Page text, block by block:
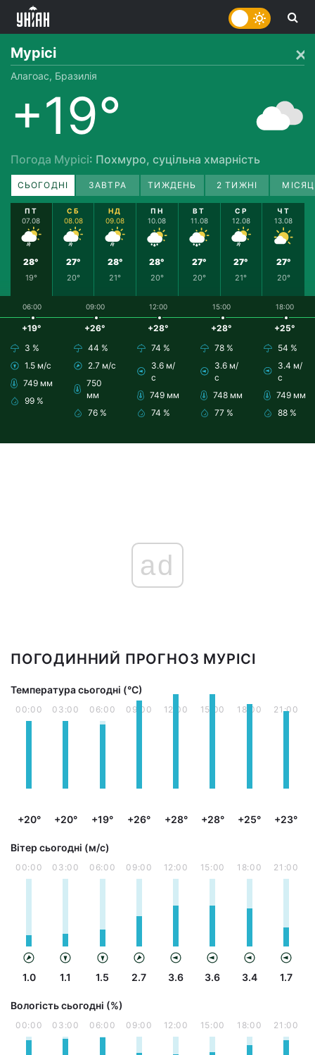
Мурісі
Алагоас, Бразилія
+19°
Погода Мурісі: Похмуро, суцільна хмарність
СЬОГОДНІ ЗАВТРА ТИЖДЕНЬ 2 ТИЖНІ
ПТ
07.08
28°
19°
СБ
08.08
27°
20°
НД
09.08
28°
21°
ПН
10.08
28°
20°
ВТ
11.08
27°
20°
СР
12.08
27°
21°
ЧТ
13.08
27°
20°
06:00
+19°
3 %
1.5 м/с
749 мм
99 %
09:00
+26°
44 %
2.7 м/с
750
мм
76 %
12:00
+28°
74 %
3.6 м/
с
749 мм
74 %
15:00
+28°
78 %
3.6 м/
с
748 мм
77 %
18:00
+25°
54 %
3.4 м/
с
749 мм
88 %
ad
ПОГОДИННИЙ ПРОГНОЗ МУРІСІ
Температура сьогодні (°С)
00:00
+20°
03:00
+20°
06:00
+19°
09:00
+26°
12:00
+28°
15:00
+28°
18:00
+25°
21:00
+23°
Вітер сьогодні (м/с)
00:00
1.0
03:00
1.1
06:00
1.5
09:00
2.7
12:00
3.6
15:00
3.6
18:00
3.4
21:00
1.7
Вологість сьогодні (%)
00:00 03:00 06:00 09:00 12:00 15:00 18:00 21:00